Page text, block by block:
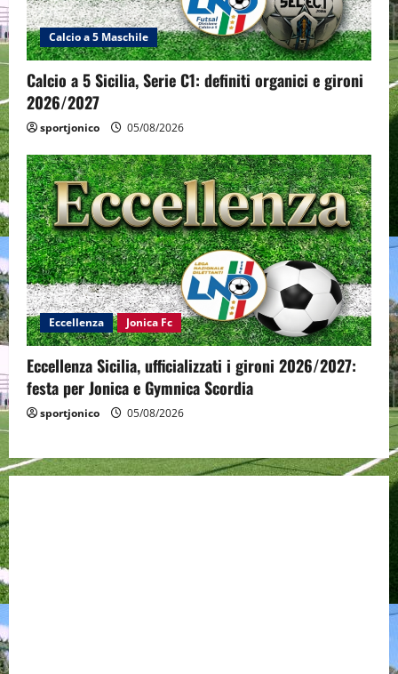
Calcio a 5 Maschile
Calcio a 5 Sicilia, Serie C1: definiti organici e gironi
2026/2027
sportjonico 05/08/2026
Eccellenza Jonica Fc
Eccellenza Sicilia, ufficializzati i gironi 2026/2027:
festa per Jonica e Gymnica Scordia
sportjonico 05/08/2026